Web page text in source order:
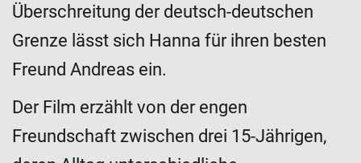
Überschreitung der deutsch-deutschen
Grenze lässt sich Hanna für ihren besten
Freund Andreas ein.
Der Film erzählt von der engen
Freundschaft zwischen drei 15-Jährigen,